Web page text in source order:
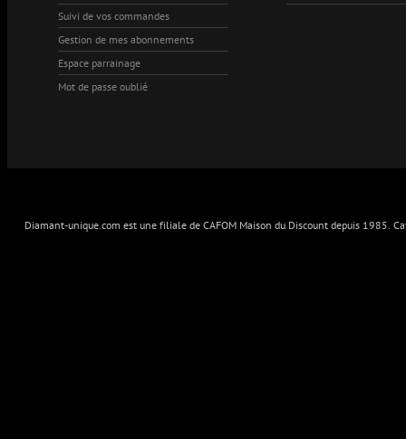
Suivi de vos commandes
Gestion de mes abonnements
Espace parrainage
Mot de passe oublié
Diamant-unique.com est une filiale de CAFOM Maison du Discount depuis 1985.